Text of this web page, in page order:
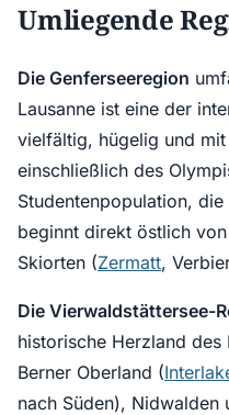
Umliegende
Die Genferseeregion
Lausanne ist eine der
vielfältig, hügelig und
einschließlich des
Studentenpopulation,
beginnt direkt östlich
Skiorten (Zermatt,
Die Vierwaldstättersee-
historische Herzland
Berner Oberland (
nach Süden),